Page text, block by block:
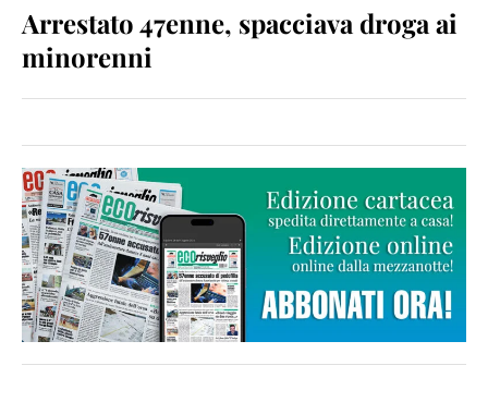
Arrestato 47enne, spacciava droga ai
minorenni